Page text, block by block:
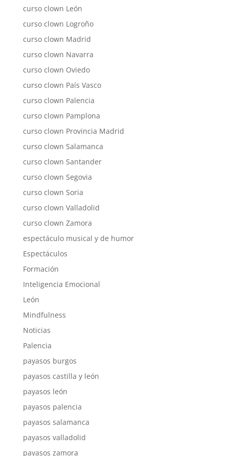
curso clown León
curso clown Logroño
curso clown Madrid
curso clown Navarra
curso clown Oviedo
curso clown País Vasco
curso clown Palencia
curso clown Pamplona
curso clown Provincia Madrid
curso clown Salamanca
curso clown Santander
curso clown Segovia
curso clown Soria
curso clown Valladolid
curso clown Zamora
espectáculo musical y de humor
Espectáculos
Formación
Inteligencia Emocional
León
Mindfulness
Noticias
Palencia
payasos burgos
payasos castilla y león
payasos león
payasos palencia
payasos salamanca
payasos valladolid
payasos zamora